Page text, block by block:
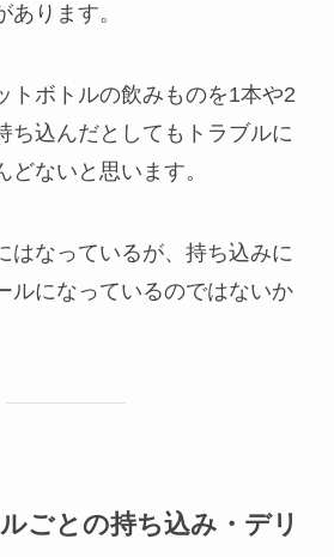
ります。
トボトルの飲みものを1本や2
ち込んだとしてもトラブルに
ないと思います。
はなっているが、持ち込みに
ルになっているのではないか
ごとの持ち込み・デリ